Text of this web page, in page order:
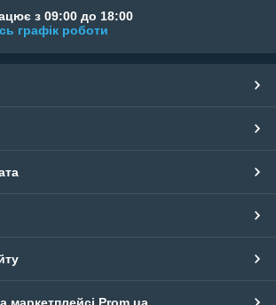
з 09:00 до 18:00
графік роботи